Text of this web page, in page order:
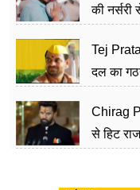
की
Tej
दल का
Chirag
से हिट